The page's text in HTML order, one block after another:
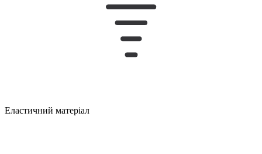
Еластичний матеріал